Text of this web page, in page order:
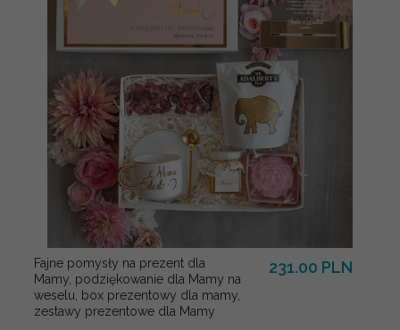
Fajne pomysły na prezent dla
Mamy, podziękowanie dla Mamy na
weselu, box prezentowy dla mamy,
zestawy prezentowe dla Mamy
231.00 PLN